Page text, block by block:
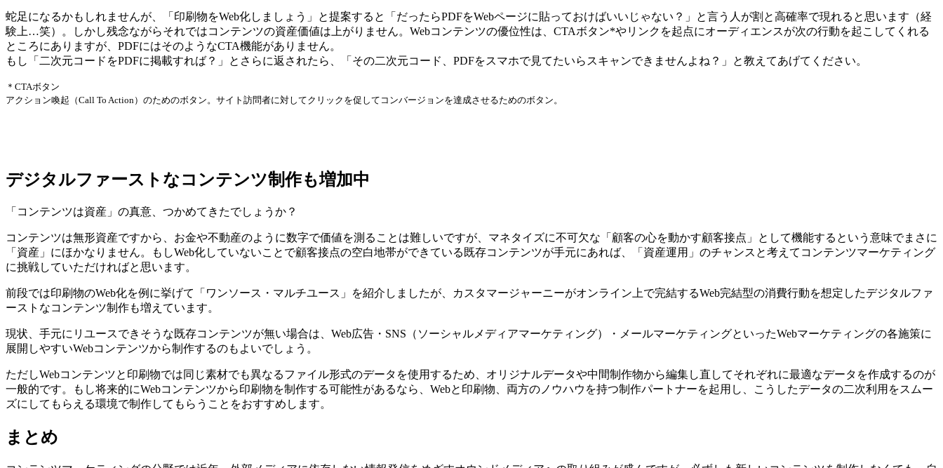
蛇足になるかもしれませんが、「印刷物をWeb化しましょう」と提案すると「だったらPDFをWebページに貼っておけばいいじゃない？」と言う人が割と高確率で現れると思います（経
験上…笑）。しかし残念ながらそれではコンテンツの資産価値は上がりません。Webコンテンツの優位性は、CTAボタン*やリンクを起点にオーディエンスが次の行動を起こしてくれる
ところにありますが、PDFにはそのようなCTA機能がありません。
もし「二次元コードをPDFに掲載すれば？」とさらに返されたら、「その二次元コード、PDFをスマホで見てたいらスキャンできませんよね？」と教えてあげてください。
＊CTAボタン
アクション喚起（Call To Action）のためのボタン。サイト訪問者に対してクリックを促してコンバージョンを達成させるためのボタン。
デジタルファーストなコンテンツ制作も増加中
「コンテンツは資産」の真意、つかめてきたでしょうか？
コンテンツは無形資産ですから、お金や不動産のように数字で価値を測ることは難しいですが、マネタイズに不可欠な「顧客の心を動かす顧客接点」として機能するという意味でまさに
「資産」にほかなりません。もしWeb化していないことで顧客接点の空白地帯ができている既存コンテンツが手元にあれば、「資産運用」のチャンスと考えてコンテンツマーケティング
に挑戦していただければと思います。
前段では印刷物のWeb化を例に挙げて「ワンソース・マルチユース」を紹介しましたが、カスタマージャーニーがオンライン上で完結するWeb完結型の消費行動を想定したデジタルファ
ーストなコンテンツ制作も増えています。
現状、手元にリユースできそうな既存コンテンツが無い場合は、Web広告・SNS（ソーシャルメディアマーケティング）・メールマーケティングといったWebマーケティングの各施策に
展開しやすいWebコンテンツから制作するのもよいでしょう。
ただしWebコンテンツと印刷物では同じ素材でも異なるファイル形式のデータを使用するため、オリジナルデータや中間制作物から編集し直してそれぞれに最適なデータを作成するのが
一般的です。もし将来的にWebコンテンツから印刷物を制作する可能性があるなら、Webと印刷物、両方のノウハウを持つ制作パートナーを起用し、こうしたデータの二次利用をスムー
ズにしてもらえる環境で制作してもらうことをおすすめします。
まとめ